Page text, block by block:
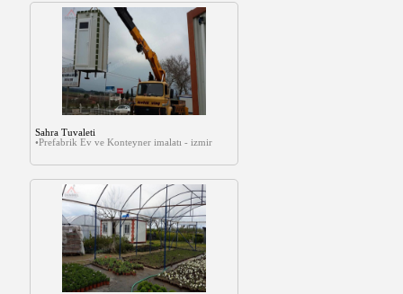
Sahra Tuvaleti
•Prefabrik Ev ve Konteyner imalatı - izmir